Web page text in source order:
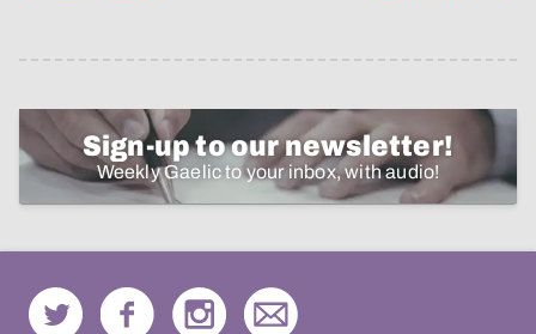
Sign-up to our newsletter!
Weekly Gaelic to your inbox, with audio!